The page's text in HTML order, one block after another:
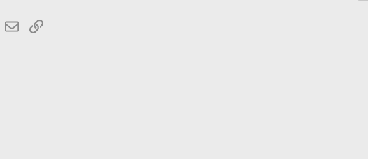
EmailEnlace